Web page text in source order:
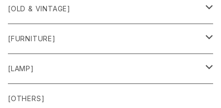
[OLD & VINTAGE]
Sweat & Knit
Shirts
Outer
[FURNITURE]
Chair
Box
[LAMP]
Lamp
[OTHERS]